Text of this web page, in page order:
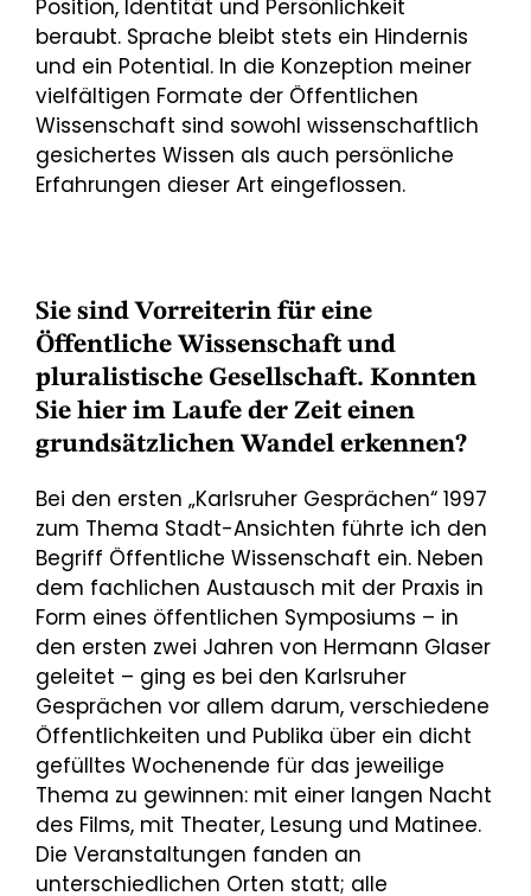
Position, Identität und Persönlichkeit
beraubt. Sprache bleibt stets ein Hindernis
und ein Potential. In die Konzeption meiner
vielfältigen Formate der Öffentlichen
Wissenschaft sind sowohl wissenschaftlich
gesichertes Wissen als auch persönliche
Erfahrungen dieser Art eingeflossen.
Sie sind Vorreiterin für eine
Öffentliche Wissenschaft und
pluralistische Gesellschaft. Konnten
Sie hier im Laufe der Zeit einen
grundsätzlichen Wandel erkennen?
Bei den ersten „Karlsruher Gesprächen“ 1997
zum Thema Stadt-Ansichten führte ich den
Begriff Öffentliche Wissenschaft ein. Neben
dem fachlichen Austausch mit der Praxis in
Form eines öffentlichen Symposiums – in
den ersten zwei Jahren von Hermann Glaser
geleitet – ging es bei den Karlsruher
Gesprächen vor allem darum, verschiedene
Öffentlichkeiten und Publika über ein dicht
gefülltes Wochenende für das jeweilige
Thema zu gewinnen: mit einer langen Nacht
des Films, mit Theater, Lesung und Matinee.
Die Veranstaltungen fanden an
unterschiedlichen Orten statt; alle